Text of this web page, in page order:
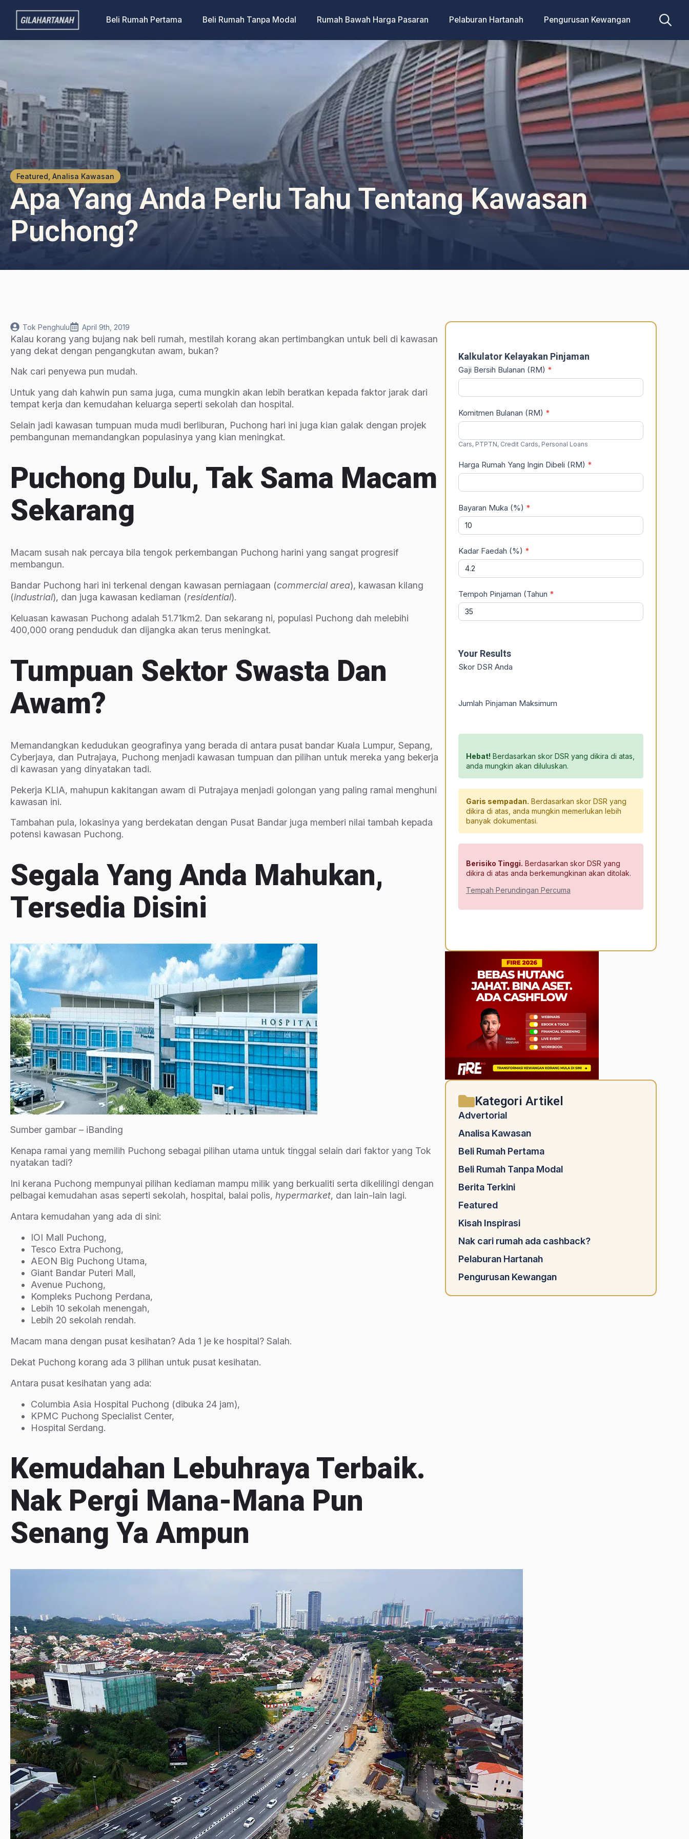
Beli Rumah Pertama Beli Rumah Tanpa Modal Rumah Bawah Harga Pasaran Pelaburan Hartanah Pengurusan Kewangan
Search
Featured, Analisa Kawasan
Apa Yang Anda Perlu Tahu Tentang Kawasan
Puchong?
Tok Penghulu April 9th, 2019
Kalau korang yang bujang nak beli rumah, mestilah korang akan pertimbangkan untuk beli di kawasan
yang dekat dengan pengangkutan awam, bukan?
Nak cari penyewa pun mudah.
Untuk yang dah kahwin pun sama juga, cuma mungkin akan lebih beratkan kepada faktor jarak dari
tempat kerja dan kemudahan keluarga seperti sekolah dan hospital.
Selain jadi kawasan tumpuan muda mudi berliburan, Puchong hari ini juga kian galak dengan projek
pembangunan memandangkan populasinya yang kian meningkat.
Puchong Dulu, Tak Sama Macam
Sekarang
Macam susah nak percaya bila tengok perkembangan Puchong harini yang sangat progresif
membangun.
Bandar Puchong hari ini terkenal dengan kawasan perniagaan (commercial area), kawasan kilang
(industrial), dan juga kawasan kediaman (residential).
Keluasan kawasan Puchong adalah 51.71km2. Dan sekarang ni, populasi Puchong dah melebihi
400,000 orang penduduk dan dijangka akan terus meningkat.
Tumpuan Sektor Swasta Dan
Awam?
Memandangkan kedudukan geografinya yang berada di antara pusat bandar Kuala Lumpur, Sepang,
Cyberjaya, dan Putrajaya, Puchong menjadi kawasan tumpuan dan pilihan untuk mereka yang bekerja
di kawasan yang dinyatakan tadi.
Pekerja KLIA, mahupun kakitangan awam di Putrajaya menjadi golongan yang paling ramai menghuni
kawasan ini.
Tambahan pula, lokasinya yang berdekatan dengan Pusat Bandar juga memberi nilai tambah kepada
potensi kawasan Puchong.
Segala Yang Anda Mahukan,
Tersedia Disini
Sumber gambar – iBanding
Kenapa ramai yang memilih Puchong sebagai pilihan utama untuk tinggal selain dari faktor yang Tok
nyatakan tadi?
Ini kerana Puchong mempunyai pilihan kediaman mampu milik yang berkualiti serta dikelilingi dengan
pelbagai kemudahan asas seperti sekolah, hospital, balai polis, hypermarket, dan lain-lain lagi.
Antara kemudahan yang ada di sini:
IOI Mall Puchong,
Tesco Extra Puchong,
AEON Big Puchong Utama,
Giant Bandar Puteri Mall,
Avenue Puchong,
Kompleks Puchong Perdana,
Lebih 10 sekolah menengah,
Lebih 20 sekolah rendah.
Macam mana dengan pusat kesihatan? Ada 1 je ke hospital? Salah.
Dekat Puchong korang ada 3 pilihan untuk pusat kesihatan.
Antara pusat kesihatan yang ada:
Columbia Asia Hospital Puchong (dibuka 24 jam),
KPMC Puchong Specialist Center,
Hospital Serdang.
Kemudahan Lebuhraya Terbaik.
Nak Pergi Mana-Mana Pun
Senang Ya Ampun
Calculator
Kalkulator Kelayakan Pinjaman
Gaji Bersih Bulanan (RM) *
Komitmen Bulanan (RM) *
Cars, PTPTN, Credit Cards, Personal Loans
Harga Rumah Yang Ingin Dibeli (RM) *
Bayaran Muka (%) *
Kadar Faedah (%) *
Tempoh Pinjaman (Tahun *
Your Results
Skor DSR Anda
Jumlah Pinjaman Maksimum
Hebat! Berdasarkan skor DSR yang dikira di atas,
anda mungkin akan diluluskan.
Garis sempadan. Berdasarkan skor DSR yang
dikira di atas, anda mungkin memerlukan lebih
banyak dokumentasi.
Berisiko Tinggi. Berdasarkan skor DSR yang
dikira di atas anda berkemungkinan akan ditolak.
Tempah Perundingan Percuma
Kategori Artikel
Advertorial
Analisa Kawasan
Beli Rumah Pertama
Beli Rumah Tanpa Modal
Berita Terkini
Featured
Kisah Inspirasi
Nak cari rumah ada cashback?
Pelaburan Hartanah
Pengurusan Kewangan